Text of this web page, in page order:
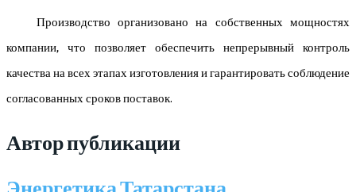
Производство организовано на собственных мощностях
компании, что позволяет обеспечить непрерывный контроль
качества на всех этапах изготовления и гарантировать соблюдение
согласованных сроков поставок.
Автор публикации